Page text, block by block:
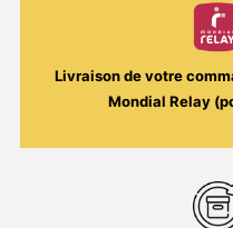
MaisonLivraison de votre
Mondial Relay